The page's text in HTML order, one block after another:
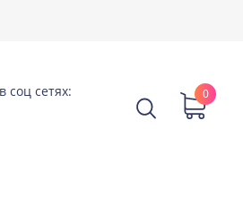
соц сетях: 0